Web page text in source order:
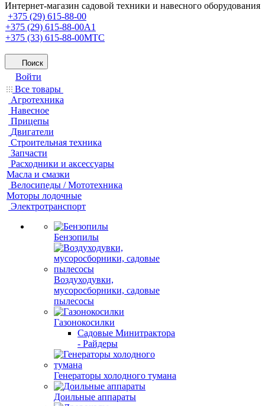
Интернет-магазин садовой техники и навесного оборудования
+375 (29) 615-88-00
+375 (29) 615-88-00A1
+375 (33) 615-88-00МТС
Поиск
Войти
Все товары
Агротехника
Навесное
Прицепы
Двигатели
Строительная техника
Запчасти
Расходники и аксессуары
Масла и смазки
Велосипеды / Мототехника
Моторы лодочные
Электротранспорт
Бензопилы
Воздуходувки,
мусоросборники, cадовые
пылесосы
Газонокосилки
Садовые Минитрактора
- Райдеры
Генераторы холодного тумана
Доильные аппараты